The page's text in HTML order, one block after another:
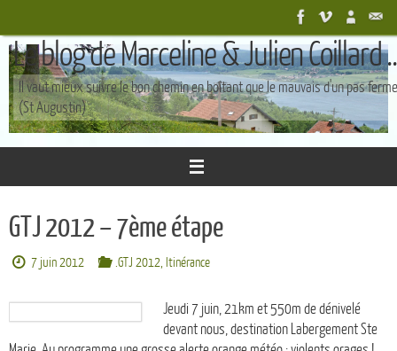
contenu
Le blog de Marceline & Julien Coillard
Il vaut mieux suivre le bon chemin en boîtant que le mauvais d'un pas ferme
(St Augustin)
GTJ 2012 – 7ème étape
7 juin 2012 .GTJ 2012, Itinérance
Jeudi 7 juin, 21km et 550m de dénivelé
devant nous, destination Labergement Ste